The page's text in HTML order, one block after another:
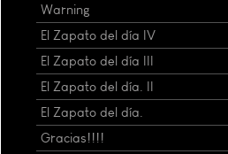
Warning
El Zapato del día IV
El Zapato del día III
El Zapato del día. II
El Zapato del día.
Gracias!!!!